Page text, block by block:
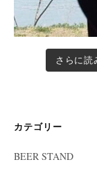
さらに読
カテゴリー
BEER STAND